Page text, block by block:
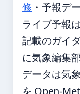
修 ・ 予報デ
ライブ予報
記載のガイ
に気象編集
データは気
を Open-